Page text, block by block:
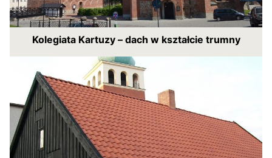
Kolegiata Kartuzy – dach w kształcie trumny